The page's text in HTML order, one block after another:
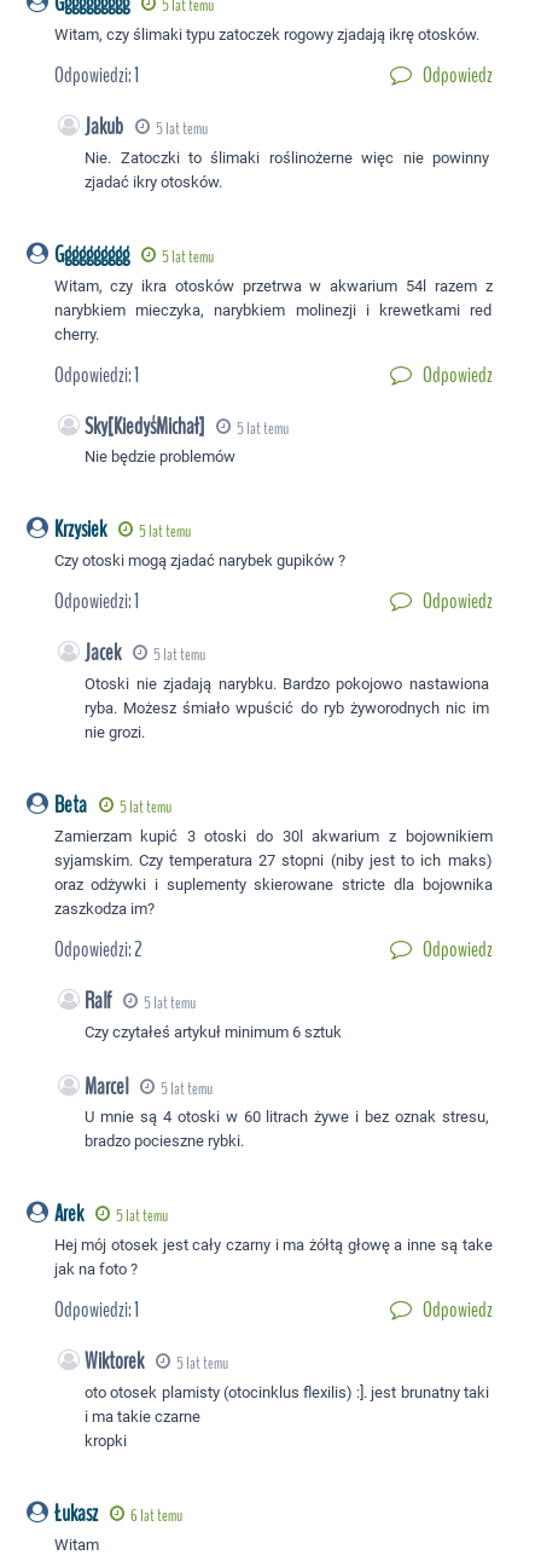
5 lat temu
Witam, czy ślimaki typu zatoczek rogowy zjadają ikrę otosków.
Odpowiedzi:1 Odpowiedz
Jakub 5 lat temu
Nie. Zatoczki to ślimaki roślinożerne więc nie powinny
zjadać ikry otosków.
Gggggggggg 5 lat temu
Witam, czy ikra otosków przetrwa w akwarium 54l razem z
narybkiem mieczyka, narybkiem molinezji i krewetkami red
cherry.
Odpowiedzi:1 Odpowiedz
Sky[KiedyśMichał] 5 lat temu
Nie będzie problemów
Krzysiek 5 lat temu
Czy otoski mogą zjadać narybek gupików ?
Odpowiedzi:1 Odpowiedz
Jacek 5 lat temu
Otoski nie zjadają narybku. Bardzo pokojowo nastawiona
ryba. Możesz śmiało wpuścić do ryb żyworodnych nic im
nie grozi.
Beta 5 lat temu
Zamierzam kupić 3 otoski do 30l akwarium z bojownikiem
syjamskim. Czy temperatura 27 stopni (niby jest to ich maks)
oraz odżywki i suplementy skierowane stricte dla bojownika
zaszkodza im?
Odpowiedzi:2 Odpowiedz
Ralf 5 lat temu
Czy czytałeś artykuł minimum 6 sztuk
Marcel 5 lat temu
U mnie są 4 otoski w 60 litrach żywe i bez oznak stresu,
bradzo pocieszne rybki.
Arek 5 lat temu
Hej mój otosek jest cały czarny i ma żółtą głowę a inne są take
jak na foto ?
Odpowiedzi:1 Odpowiedz
Wiktorek 5 lat temu
oto otosek plamisty (otocinklus flexilis) :]. jest brunatny taki
i ma takie czarne
kropki
Łukasz 6 lat temu
Witam